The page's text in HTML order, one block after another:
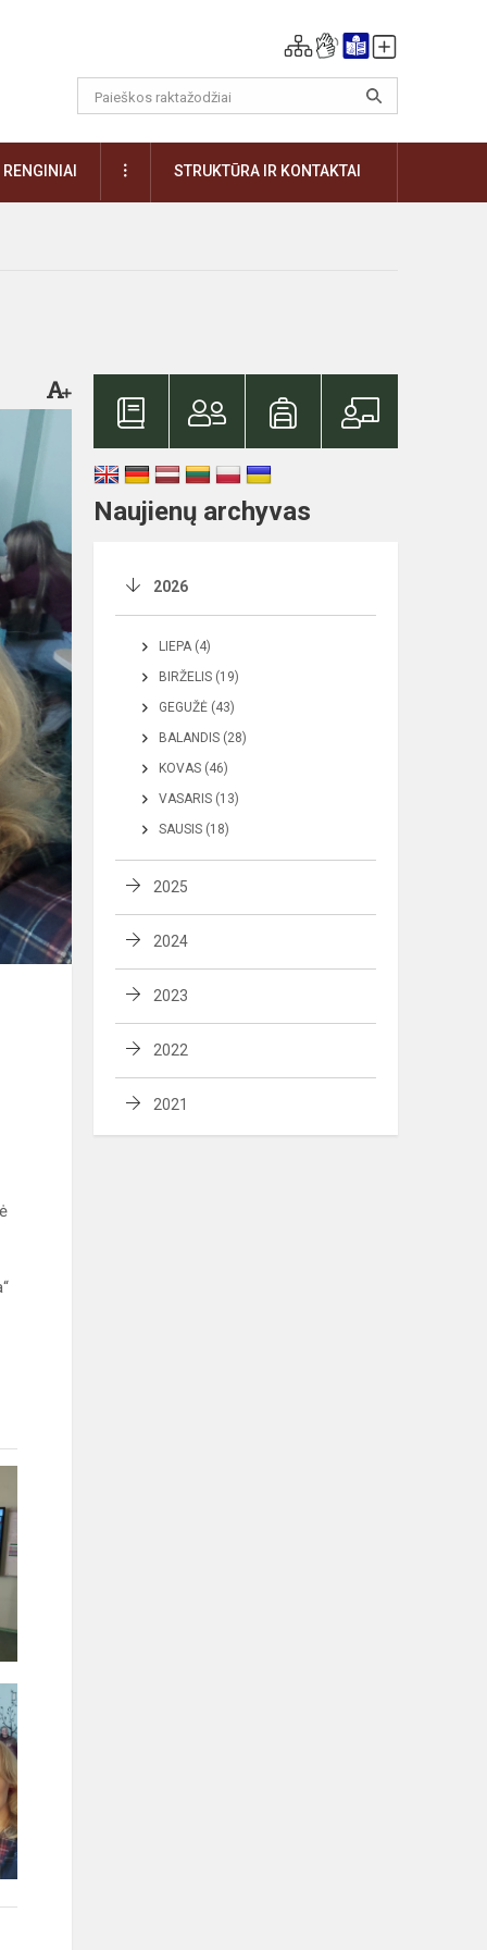
RENGINIAI DAUGIAUSTRUKTŪRA IR KONTAKTAI
Naujienų archyvas
2026
LIEPA (4)
BIRŽELIS (19)
GEGUŽĖ (43)
BALANDIS (28)
KOVAS (46)
VASARIS (13)
SAUSIS (18)
2025
2024
2023
2022
2021